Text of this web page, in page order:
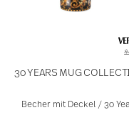
30 YEARS MUG
Becher mit Deckel / 30